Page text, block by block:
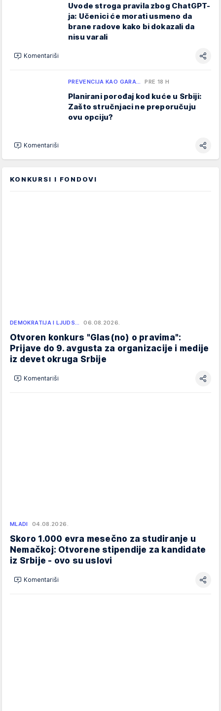
Uvode stroga pravila zbog ChatGPT-
ja: Učenici će morati usmeno da
brane radove kako bi dokazali da
nisu varali
Komentariši
PREVENCIJA KAO GARA… PRE 18 H
Planirani porođaj kod kuće u Srbiji:
Zašto stručnjaci ne preporučuju
ovu opciju?
Komentariši
KONKURSI I FONDOVI
DEMOKRATIJA I LJUDS… 06.08.2026.
Otvoren konkurs "Glas(no) o pravima":
Prijave do 9. avgusta za organizacije i medije
iz devet okruga Srbije
Komentariši
MLADI 04.08.2026.
Skoro 1.000 evra mesečno za studiranje u
Nemačkoj: Otvorene stipendije za kandidate
iz Srbije - ovo su uslovi
Komentariši